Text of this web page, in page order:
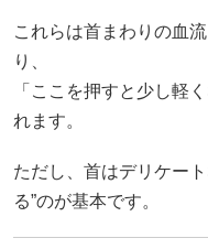
これらは首まわりの血
り、
「ここを押すと少し軽
れます。
ただし、首はデリケー
る”のが基本です。